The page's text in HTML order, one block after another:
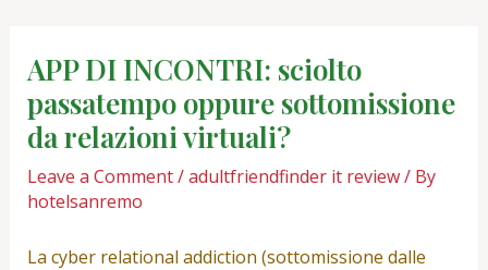
content
APP DI INCONTRI: sciolto
passatempo oppure sottomissione
da relazioni virtuali?
Leave a Comment/adultfriendfinder it review/ By
hotelsanremo
La cyber relational addiction (sottomissione dalle